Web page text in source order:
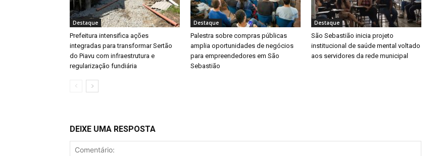
Destaque
Prefeitura intensifica ações
integradas para transformar Sertão
do Piavu com infraestrutura e
regularização fundiária
Destaque
Palestra sobre compras públicas
amplia oportunidades de negócios
para empreendedores em São
Sebastião
Destaque
São Sebastião inicia projeto
institucional de saúde mental voltado
aos servidores da rede municipal
DEIXE UMA RESPOSTA